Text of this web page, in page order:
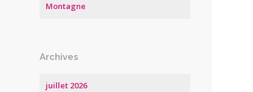
Montagne
Archives
juillet 2026